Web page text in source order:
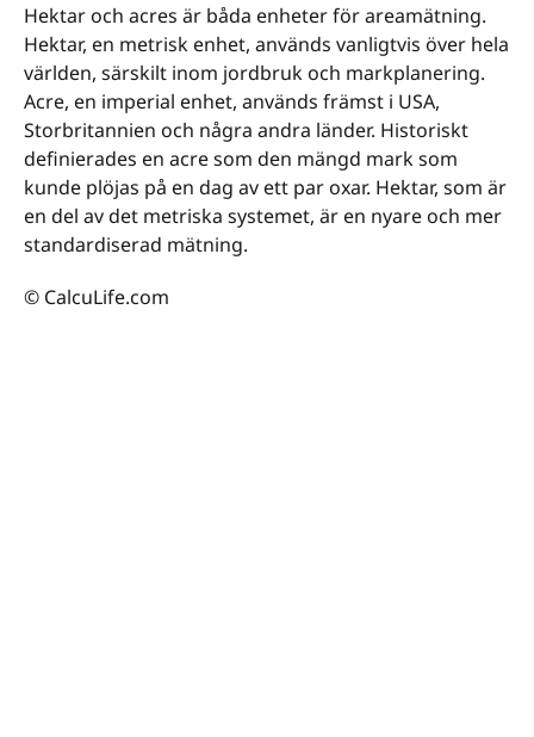
Hektar och acres är båda enheter för areamätning.
Hektar, en metrisk enhet, används vanligtvis över hela
världen, särskilt inom jordbruk och markplanering.
Acre, en imperial enhet, används främst i USA,
Storbritannien och några andra länder. Historiskt
definierades en acre som den mängd mark som
kunde plöjas på en dag av ett par oxar. Hektar, som är
en del av det metriska systemet, är en nyare och mer
standardiserad mätning.
© CalcuLife.com